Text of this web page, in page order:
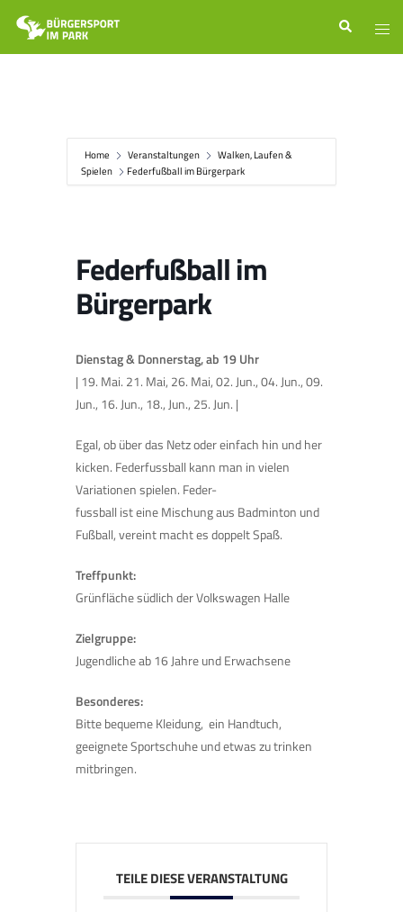
Zum
Inhalt
springen
Suche
Home Veranstaltungen
Walken, Laufen &
Spielen
Federfußball im Bürgerpark
Federfußball im
Bürgerpark
Dienstag & Donnerstag, ab 19 Uhr
| 19. Mai. 21. Mai, 26. Mai, 02. Jun., 04. Jun., 09.
Jun., 16. Jun., 18., Jun., 25. Jun. |
Egal, ob über das Netz oder einfach hin und her
kicken. Federfussball kann man in vielen
Variationen spielen. Feder-
fussball ist eine Mischung aus Badminton und
Fußball, vereint macht es doppelt Spaß.
Treffpunkt:
Grünfläche südlich der Volkswagen Halle
Zielgruppe:
Jugendliche ab 16 Jahre und Erwachsene
Besonderes:
Bitte bequeme Kleidung, ein Handtuch,
geeignete Sportschuhe und etwas zu trinken
mitbringen.
TEILE DIESE VERANSTALTUNG